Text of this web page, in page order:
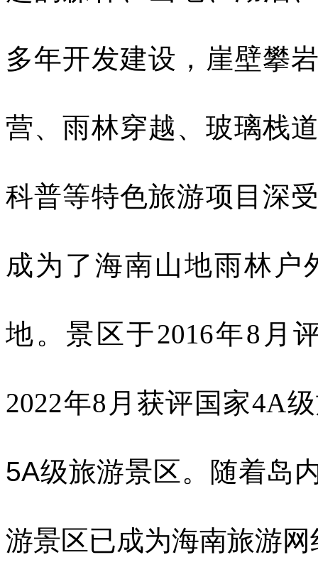
多年开发建设，崖壁攀
营、雨林穿越、玻璃栈
科普等特色旅游项目深
成为了海南山地雨林户
地。景区于2016年8 月
2022年8 月获评国家4A
5A级旅游景区。 随着岛
游景区已成为海南旅游